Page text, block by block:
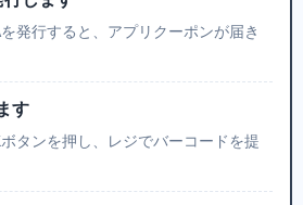
発行すると、アプリクーポンが届き
す
タンを押し、レジでバーコードを提